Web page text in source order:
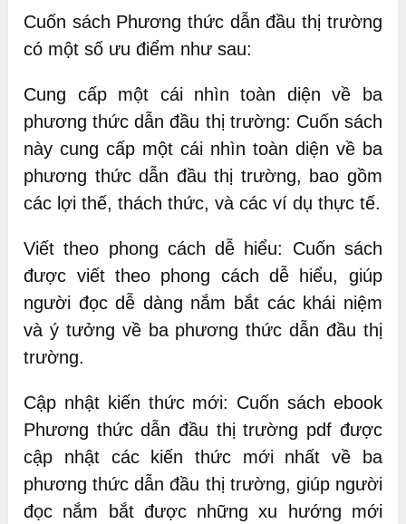
Cuốn sách Phương thức dẫn đầu thị trường
có một số ưu điểm như sau:
Cung cấp một cái nhìn toàn diện về ba
phương thức dẫn đầu thị trường: Cuốn sách
này cung cấp một cái nhìn toàn diện về ba
phương thức dẫn đầu thị trường, bao gồm
các lợi thế, thách thức, và các ví dụ thực tế.
Viết theo phong cách dễ hiểu: Cuốn sách
được viết theo phong cách dễ hiểu, giúp
người đọc dễ dàng nắm bắt các khái niệm
và ý tưởng về ba phương thức dẫn đầu thị
trường.
Cập nhật kiến thức mới: Cuốn sách ebook
Phương thức dẫn đầu thị trường pdf được
cập nhật các kiến thức mới nhất về ba
phương thức dẫn đầu thị trường, giúp người
đọc nắm bắt được những xu hướng mới